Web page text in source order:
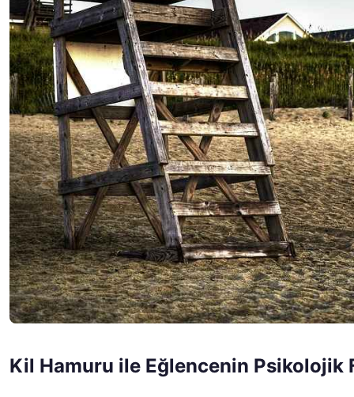
Kil Hamuru ile Eğlencenin Psikolojik